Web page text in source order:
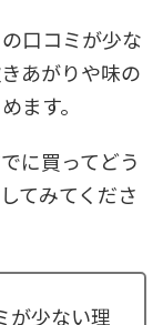
口コミが少な
あがりや味の
ます。
に買ってどう
てみてくださ
が少ない理